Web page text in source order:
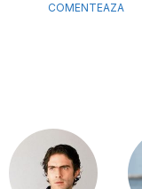
COMENTEAZA